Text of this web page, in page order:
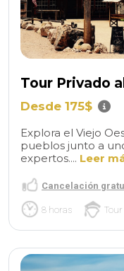
Tour Privado
Desde 175$
Explora el Viejo
pueblos junto a
expertos.... Leer
Cancelación
8 horas